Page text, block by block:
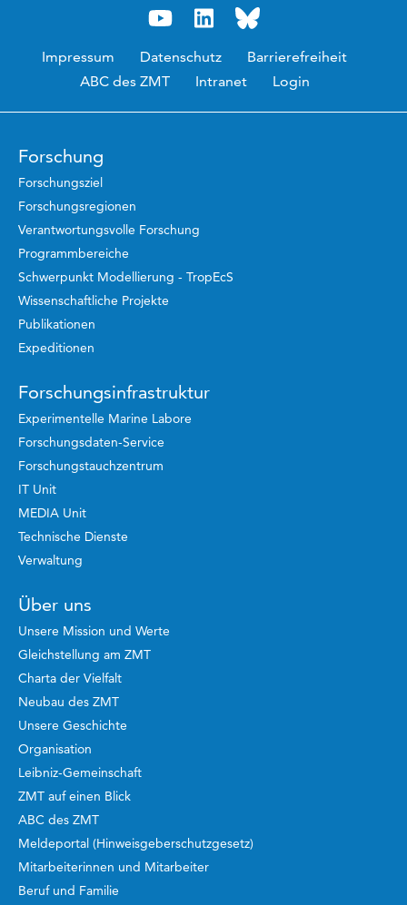
Impressum Datenschutz
Barrierefreiheit
ABC des ZMT
Intranet Login
Forschung
Forschungsziel
Forschungsregionen
Verantwortungsvolle Forschung
Programmbereiche
Schwerpunkt Modellierung - TropEcS
Wissenschaftliche Projekte
Publikationen
Expeditionen
Forschungsinfrastruktur
Experimentelle Marine Labore
Forschungsdaten-Service
Forschungstauchzentrum
IT Unit
MEDIA Unit
Technische Dienste
Verwaltung
Über uns
Unsere Mission und Werte
Gleichstellung am ZMT
Charta der Vielfalt
Neubau des ZMT
Unsere Geschichte
Organisation
Leibniz-Gemeinschaft
ZMT auf einen Blick
ABC des ZMT
Meldeportal (Hinweisgeberschutzgesetz)
Mitarbeiterinnen und Mitarbeiter
Beruf und Familie